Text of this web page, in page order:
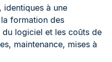
identiques à une
formation des
du logiciel et les coûts de
maintenance, mises à